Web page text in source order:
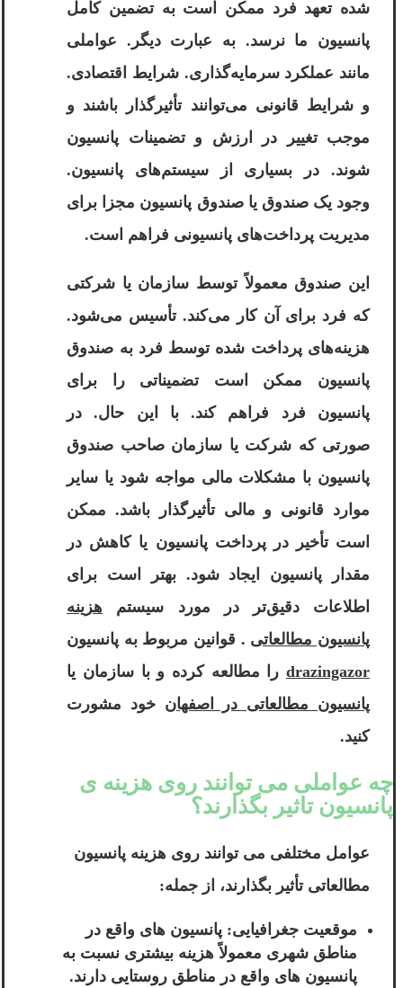
شده تعهد فرد ممکن است به تضمین کامل
پانسیون ما نرسد. به عبارت دیگر. عواملی
مانند عملکرد سرمایه‌گذاری. شرایط اقتصادی.
و شرایط قانونی می‌توانند تأثیرگذار باشند و
موجب تغییر در ارزش و تضمینات پانسیون
شوند. در بسیاری از سیستم‌های پانسیون.
وجود یک صندوق یا صندوق پانسیون مجزا برای
مدیریت پرداخت‌های پانسیونی فراهم است.
این صندوق معمولاً توسط سازمان یا شرکتی
که فرد برای آن کار می‌کند. تأسیس می‌شود.
هزینه‌های پرداخت شده توسط فرد به صندوق
پانسیون ممکن است تضمیناتی را برای
پانسیون فرد فراهم کند. با این حال. در
صورتی که شرکت یا سازمان صاحب صندوق
پانسیون با مشکلات مالی مواجه شود یا سایر
موارد قانونی و مالی تأثیرگذار باشد. ممکن
است تأخیر در پرداخت پانسیون یا کاهش در
مقدار پانسیون ایجاد شود. بهتر است برای
اطلاعات دقیق‌تر در مورد سیستم هزینه
پانسیون مطالعاتی . قوانین مربوط به پانسیون
drazingazor را مطالعه کرده و با سازمان یا
پانسیون مطالعاتی در اصفهان خود مشورت
کنید.
چه عواملی می توانند روی هزینه ی
پانسیون تاثیر بگذارند؟
عوامل مختلفی می توانند روی هزینه پانسیون
مطالعاتی تأثیر بگذارند، از جمله:
موقعیت جغرافیایی: پانسیون های واقع در
مناطق شهری معمولاً هزینه بیشتری نسبت به
پانسیون های واقع در مناطق روستایی دارند.